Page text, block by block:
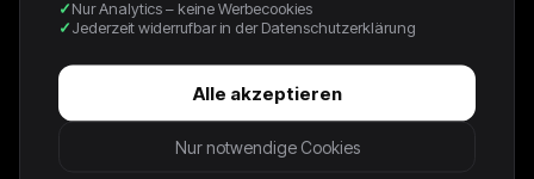
Nur Analytics – keine Werbecookies
Jederzeit widerrufbar in der Datenschutzerklärung
Alle akzeptieren
Nur notwendige Cookies